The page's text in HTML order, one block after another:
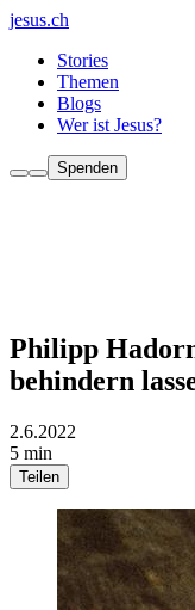
jesus.ch
Stories
Themen
Blogs
Wer ist Jesus?
Spenden
Philipp
behindern
2.6.2022
5 min
Teilen